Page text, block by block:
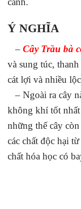
Ý NGHĨA
– Cây Trầu bà
và sung túc,
cát lợi và nhiều
– Ngoài ra cây
không khí tốt
những thế cây
các chất độc hại
chất hóa học có